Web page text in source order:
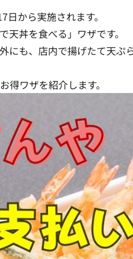
から実施されます。
丼を食べる」ワザです。
にも、店内で揚げたて天
得ワザを紹介します。